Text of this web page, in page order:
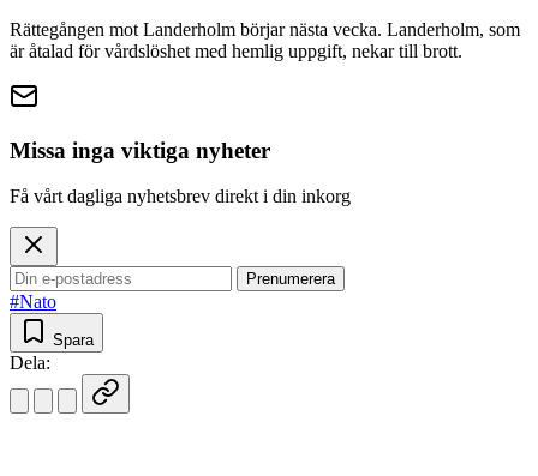
Rättegången mot Landerholm börjar nästa vecka. Landerholm, som
är åtalad för vårdslöshet med hemlig uppgift, nekar till brott.
Missa inga viktiga nyheter
Få vårt dagliga nyhetsbrev direkt i din inkorg
Prenumerera
#Nato
Spara
Dela: